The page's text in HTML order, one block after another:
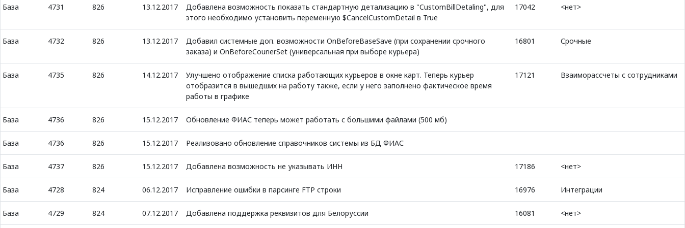
База 4731 826 13.12.2017
Добавлена возможность показать стандартную детализацию в "CustomBillDetaling", для
этого необходимо установить переменную $CancelCustomDetail в True
17042 <нет>
База 4732 826 13.12.2017
Добавил системные доп. возможности OnBeforeBaseSave (при сохранении срочного
заказа) и OnBeforeCourierSet (универсальная при выборе курьера)
16801 Срочные
База 4735 826 14.12.2017
Улучшено отображение списка работающих курьеров в окне карт. Теперь курьер
отобразится в вышедших на работу также, если у него заполнено фактическое время
работы в графике
17121 Взаиморассчеты с сотрудниками
База 4736 826 15.12.2017 Обновление ФИАС теперь может работать с большими файлами (500 мб)
База 4736 826 15.12.2017 Реализовано обновление справочников системы из БД ФИАС
База 4737 826 15.12.2017 Добавлена возможность не указывать ИНН 17186 <нет>
База 4728 824 06.12.2017 Исправление ошибки в парсинге FTP строки 16976 Интеграции
База 4729 824 07.12.2017 Добавлена поддержка реквизитов для Белоруссии 16081 <нет>